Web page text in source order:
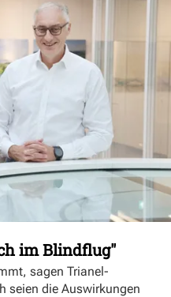
im Blindflug"
sagen Trianel-
seien die Auswirkungen